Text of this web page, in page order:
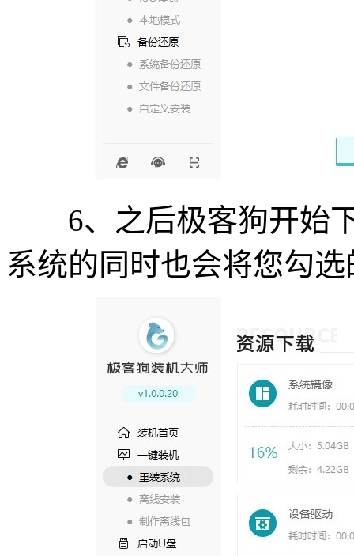
6、之后极客狗开始下
系统的同时也会将您勾